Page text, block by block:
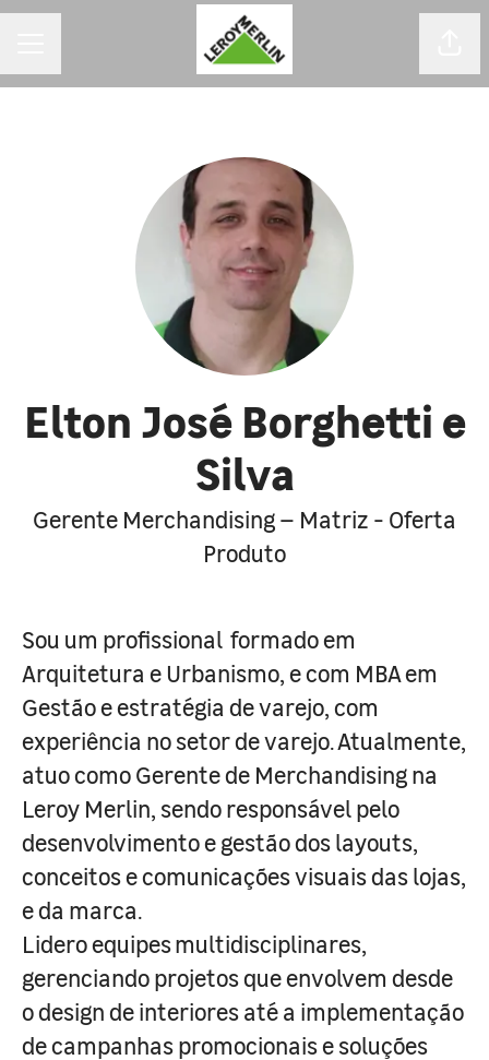
Elton José Borghetti e
Silva
Gerente Merchandising – Matriz - Oferta
Produto
Sou um profissional formado em
Arquitetura e Urbanismo, e com MBA em
Gestão e estratégia de varejo, com
experiência no setor de varejo. Atualmente,
atuo como Gerente de Merchandising na
Leroy Merlin, sendo responsável pelo
desenvolvimento e gestão dos layouts,
conceitos e comunicações visuais das lojas,
e da marca.
Lidero equipes multidisciplinares,
gerenciando projetos que envolvem desde
o design de interiores até a implementação
de campanhas promocionais e soluções